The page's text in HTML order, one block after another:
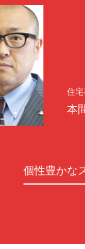
住宅事業部
本間 寛喜
個性豊かな